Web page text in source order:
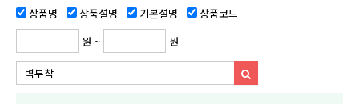
상품명
상품설명 기본설명
상품코드
원 ~
원